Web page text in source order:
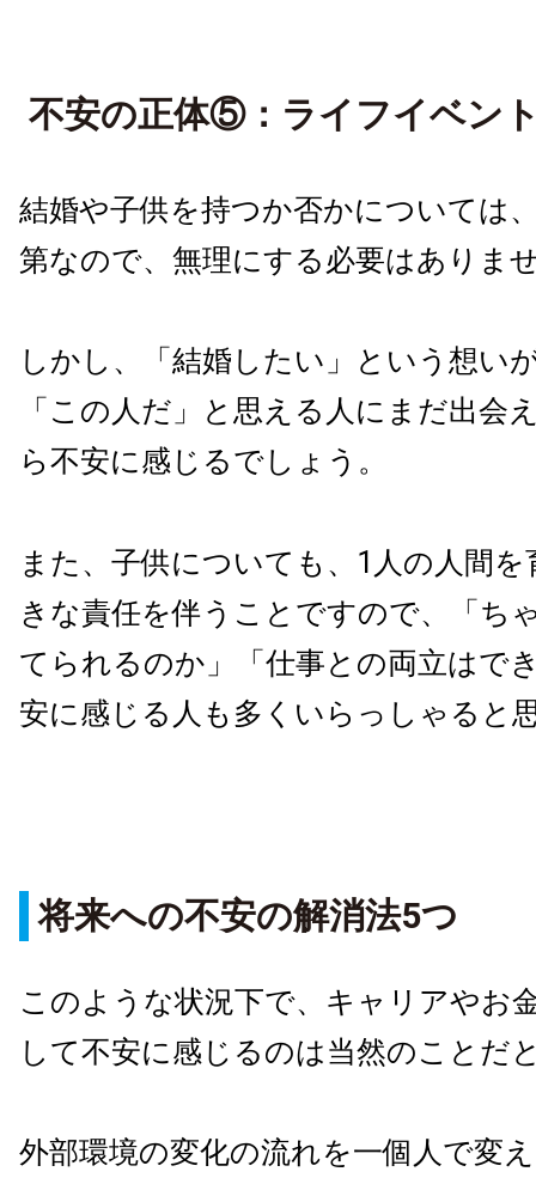
不安の正体⑤：ライフイベン
結婚や子供を持つか否かについては
第なので、無理にする必要はありま
しかし、「結婚したい」という想い
「この人だ」と思える人にまだ出会
ら不安に感じるでしょう。
また、子供についても、 1 人の人間
きな責任を伴うことですので、「ち
てられるのか」「仕事との両立はで
安に感じる人も多くいらっしゃると
将来への不安の解消法5つ
このような状況下で、キャリアやお
して不安に感じるのは当然のことだ
外部環境の変化の流れを一個人で変